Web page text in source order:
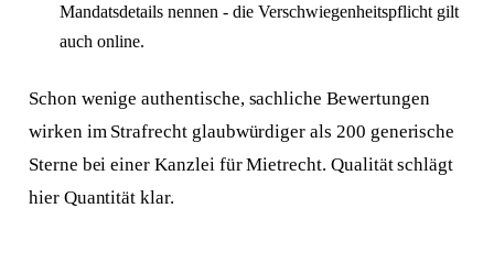
Mandatsdetails nennen - die Verschwiegenheitspflicht gilt
auch online.
Schon wenige authentische, sachliche Bewertungen
wirken im Strafrecht glaubwürdiger als 200 generische
Sterne bei einer Kanzlei für Mietrecht. Qualität schlägt
hier Quantität klar.